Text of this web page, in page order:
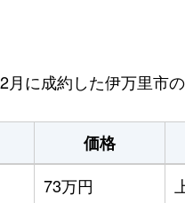
月に成約した伊万里市
価格
73万円